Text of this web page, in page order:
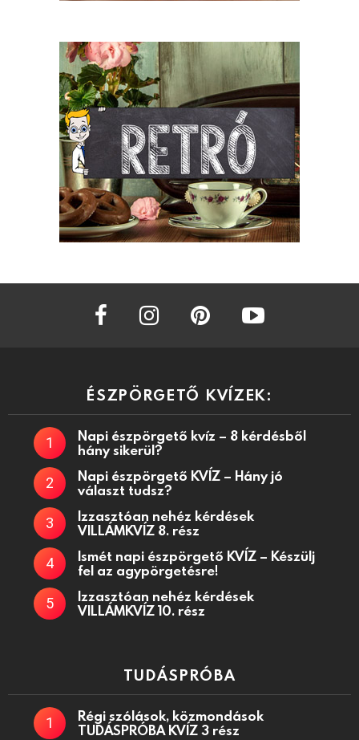
facebook instagram
ÉSZPÖRGETŐ KVÍZEK:
Napi észpörgető kvíz – 8 kérdésből
hány sikerül?
Napi észpörgető KVÍZ – Hány jó
választ tudsz?
Izzasztóan nehéz kérdések
VILLÁMKVÍZ 8. rész
Ismét napi észpörgető KVÍZ – Készülj
fel az agypörgetésre!
Izzasztóan nehéz kérdések
VILLÁMKVÍZ 10. rész
TUDÁSPRÓBA
Régi szólások, közmondások
TUDÁSPRÓBA KVÍZ 3 rész